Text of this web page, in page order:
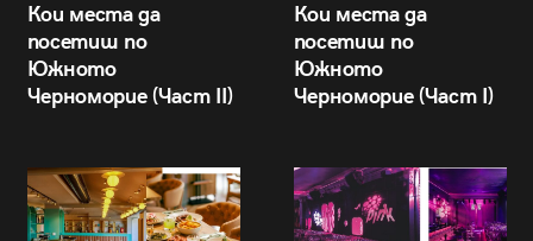
Кои места да
посетиш по
Южното
Черноморие (Част II)
Кои места да
посетиш по
Южното
Черноморие (Част I)